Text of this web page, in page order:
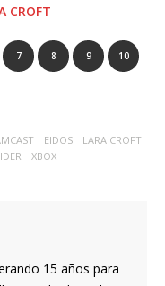
CROFT
7 8 9 10
EIDOS
LARA CROFT
XBOX
15 años para